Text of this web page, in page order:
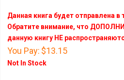
Данная книга будет отправлена в
Обратите внимание, что
данную книгу НЕ
You Pay: $13.15
Not In Stock